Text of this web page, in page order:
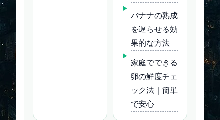
バナナの熟成
を遅らせる効
果的な方法
家庭でできる
卵の鮮度チェ
ック法｜簡単
で安心